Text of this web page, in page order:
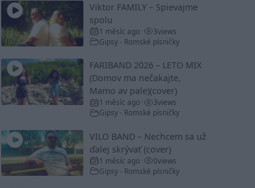
Viktor FAMILY – Spievajme
spolu
1 měsíc ago 3views
Gipsy - Romské písničky
FARIBAND 2026 – LETO MIX
(Domov ma nečakajte,
Mamo av pale)(cover)
1 měsíc ago 3views
Gipsy - Romské písničky
VILO BAND – Nechcem sa už
ďalej skrývať (cover)
1 měsíc ago 0views
Gipsy - Romské písničky